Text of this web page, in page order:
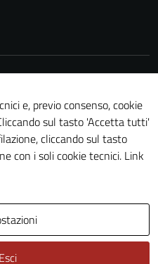
e, previo consenso, cookie
sul tasto 'Accetta tutti'
cliccando sul tasto
con i soli cookie tecnici. Link
Esci